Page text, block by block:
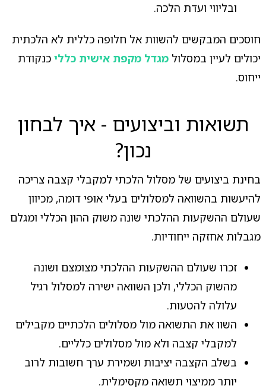
ובליווי ועדת הלכה.
חוסכים המבקשים להשוות אל חלופה כללית לא הלכתית
יכולים לעיין במסלול מגדל מקפת אישית כלליכנקודת
ייחוס.
תשואות וביצועים - איך לבחון
נכון?
בחינת ביצועים של מסלול הלכתי למקבלי קצבה צריכה
להיעשות בהשוואה למסלולים בעלי אופי דומה, מכיוון
שעולם ההשקעות ההלכתי שונה משוק ההון הכללי ומגלם
מגבלות אחזקה ייחודיות.
זכרו שעולם ההשקעות ההלכתי מצומצם ושונה
מהשוק הכללי, ולכן השוואה ישירה למסלול רגיל
עלולה להטעות.
השוו את התשואה מול מסלולים הלכתיים מקבילים
למקבלי קצבה ולא מול מסלולים כלליים.
בשלב הקצבה יציבות ושמירת ערך חשובות לרוב
יותר ממיצוי תשואה מקסימלית.